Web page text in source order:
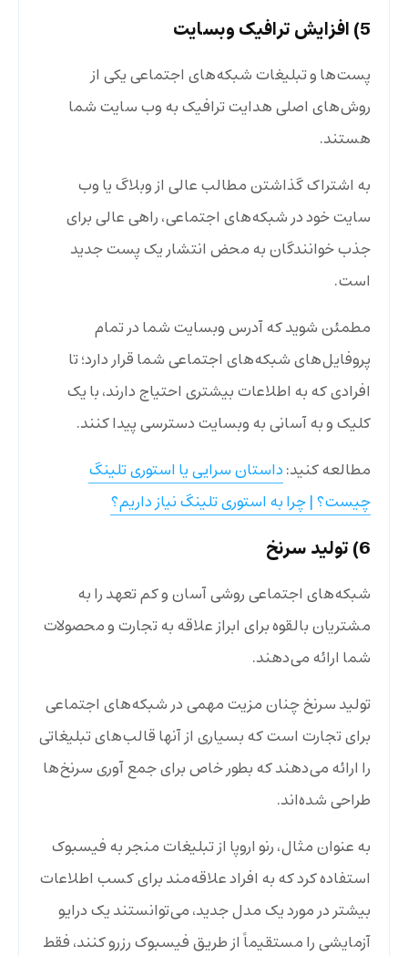
5) افزایش ترافیک وبسایت
پست‌ها و تبلیغات شبکه‌های اجتماعی یکی از
روش‌های اصلی هدایت ترافیک به وب سایت شما
هستند.
به اشتراک گذاشتن مطالب عالی از وبلاگ یا وب
سایت خود در شبکه‌های اجتماعی، راهی عالی برای
جذب خوانندگان به محض انتشار یک پست جدید
است.
مطمئن شوید که آدرس وبسایت شما در تمام
پروفایل‌های شبکه‌های اجتماعی شما قرار دارد؛ تا
افرادی که به اطلاعات بیشتری احتیاج دارند، با یک
کلیک و به آسانی به وبسایت دسترسی پیدا کنند.
مطالعه کنید:داستان سرایی یا استوری تلینگ
چیست؟ | چرا به استوری تلینگ نیاز داریم؟
6) تولید سرنخ
شبکه‌های اجتماعی روشی آسان و کم تعهد را به
مشتریان بالقوه برای ابراز علاقه به تجارت و محصولات
شما ارائه می‌دهند.
تولید سرنخ چنان مزیت مهمی در شبکه‌های اجتماعی
برای تجارت است که بسیاری از آنها قالب‌های تبلیغاتی
را ارائه می‌دهند که بطور خاص برای جمع آوری سرنخ‌ها
طراحی شده‌اند.
به عنوان مثال، رنو اروپا از تبلیغات منجر به فیسبوک
استفاده کرد که به افراد علاقه‌مند برای کسب اطلاعات
بیشتر در مورد یک مدل جدید، می‌توانستند یک درایو
آزمایشی را مستقیماً از طریق فیسبوک رزرو کنند، فقط